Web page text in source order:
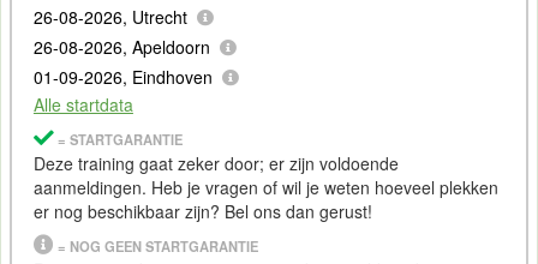
26-08-2026, Utrecht
26-08-2026, Apeldoorn
01-09-2026, Eindhoven
Alle startdata
= STARTGARANTIE
Deze training gaat zeker door; er zijn voldoende
aanmeldingen. Heb je vragen of wil je weten hoeveel plekken
er nog beschikbaar zijn? Bel ons dan gerust!
= NOG GEEN STARTGARANTIE